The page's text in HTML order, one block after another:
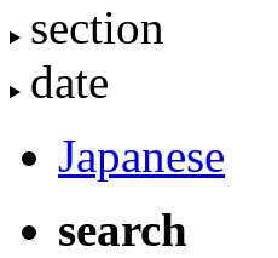
section
date
Japanese
search